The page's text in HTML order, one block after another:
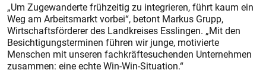
„Um Zugewanderte frühzeitig zu integrieren, führt kaum ein
Weg am Arbeitsmarkt vorbei“, betont Markus Grupp,
Wirtschaftsförderer des Landkreises Esslingen. „Mit den
Besichtigungsterminen führen wir junge, motivierte
Menschen mit unseren fachkräftesuchenden Unternehmen
zusammen: eine echte Win-Win-Situation.“